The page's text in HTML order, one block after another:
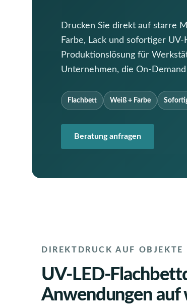
Drucken Sie direkt auf starre
Farbe, Lack und sofortiger
Produktionslösung für
Unternehmen, die On-
Flachbett Weiß + Farbe
Beratung anfragen
DIREKTDRUCK AUF OBJEKTE
UV-LED-
Anwendungen auf